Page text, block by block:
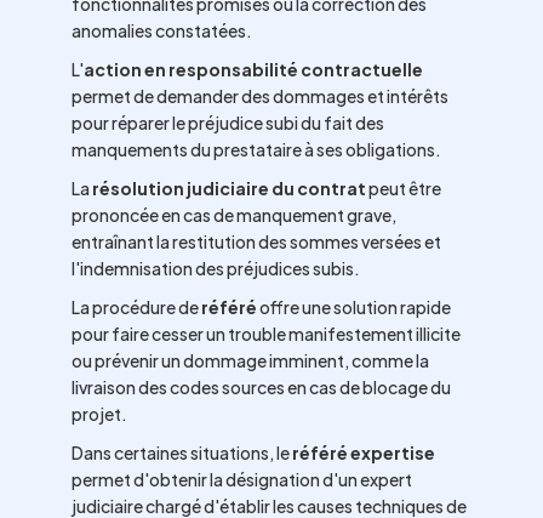
anomalies constatées.
L'action en responsabilité contractuelle
permet de demander des dommages et intérêts
pour réparer le préjudice subi du fait des
manquements du prestataire à ses obligations.
La résolution judiciaire du contratpeut être
prononcée en cas de manquement grave,
entraînant la restitution des sommes versées et
l'indemnisation des préjudices subis.
La procédure deréféréoffre une solution rapide
pour faire cesser un trouble manifestement illicite
ou prévenir un dommage imminent, comme la
livraison des codes sources en cas de blocage du
projet.
Dans certaines situations, leréféré expertise
permet d'obtenir la désignation d'un expert
judiciaire chargé d'établir les causes techniques de